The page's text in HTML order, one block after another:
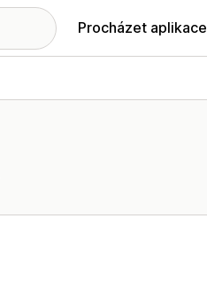
Procházet aplikace